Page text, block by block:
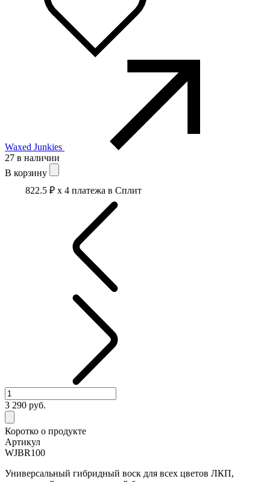
Waxed Junkies
27 в наличии
В корзину
822.5 ₽x 4 платежа в Сплит
3 290 руб.
Коротко о продукте
Артикул
WJBR100
Универсальный гибридный воск для всех цветов ЛКП,